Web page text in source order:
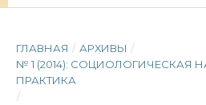
ГЛАВНАЯ / АРХИВЫ /
№ 1 (2014): СОЦИОЛОГИЧЕСКАЯ
ПРАКТИКА
/